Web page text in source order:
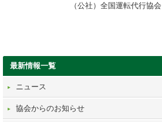
（公社）全国運転代行協
最新情報一覧
ニュース
協会からのお知らせ